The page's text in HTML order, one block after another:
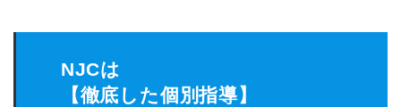
NJCは
【徹底した個別指導】